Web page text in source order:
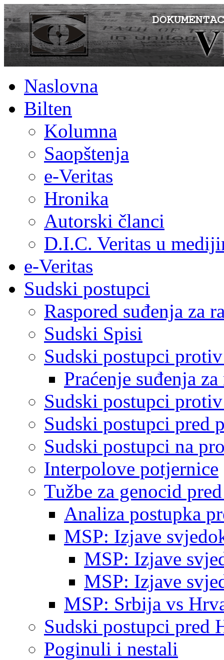
Naslovna
Bilten
Kolumna
Saopštenja
e-Veritas
Hronika
Autorski članci
D.I.C. Veritas u
e-Veritas
Sudski postupci
Raspored suđenja za
Sudski Spisi
Sudski postupci
Praćenje suđenja
Sudski postupci
Sudski postupci pred
Sudski postupci na
Interpolove potjernice
Tužbe za genocid
Analiza postupka
MSP: Izjave
MSP: Izjave
MSP: Izjave
MSP: Srbija vs
Sudski postupci pred
Poginuli i nestali